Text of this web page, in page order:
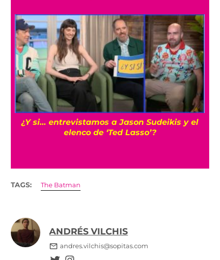
¿Y si… entrevistamos a Jason Sudeikis y el
elenco de ‘Ted Lasso’?
TAGS: The Batman
ANDRÉS VILCHIS
andres.vilchis@sopitas.com